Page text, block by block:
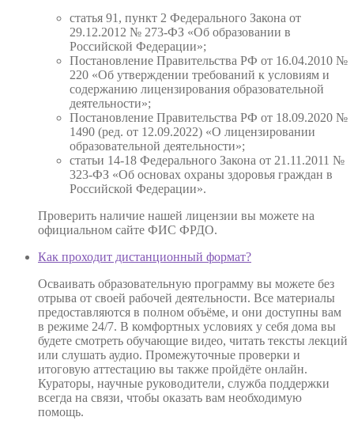
статья 91, пункт 2 Федерального Закона от
29.12.2012 № 273-ФЗ «Об образовании в
Российской Федерации»;
Постановление Правительства РФ от 16.04.2010 №
220 «Об утверждении требований к условиям и
содержанию лицензирования образовательной
деятельности»;
Постановление Правительства РФ от 18.09.2020 №
1490 (ред. от 12.09.2022) «О лицензировании
образовательной деятельности»;
статьи 14-18 Федерального Закона от 21.11.2011 №
323-ФЗ «Об основах охраны здоровья граждан в
Российской Федерации».
Проверить наличие нашей лицензии вы можете на
официальном сайте ФИС ФРДО.
Как проходит дистанционный формат?
Осваивать образовательную программу вы можете без
отрыва от своей рабочей деятельности. Все материалы
предоставляются в полном объёме, и они доступны вам
в режиме 24/7. В комфортных условиях у себя дома вы
будете смотреть обучающие видео, читать тексты лекций
или слушать аудио. Промежуточные проверки и
итоговую аттестацию вы также пройдёте онлайн.
Кураторы, научные руководители, служба поддержки
всегда на связи, чтобы оказать вам необходимую
помощь.